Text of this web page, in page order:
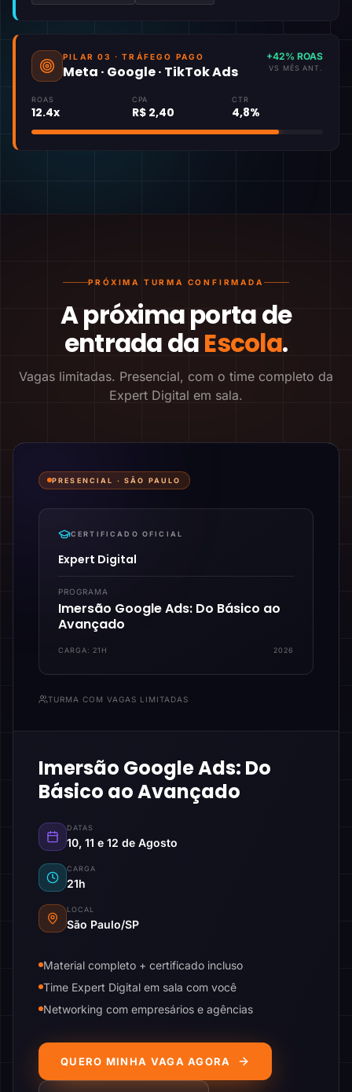
PILAR 03 · TRÁFEGO PAGO
Meta · Google · TikTok Ads
+42% ROAS
VS MÊS ANT.
ROAS
12.4x
CPA
R$ 2,40
CTR
4,8%
PRÓXIMA TURMA CONFIRMADA
A próxima porta de
entrada daEscola.
Vagas limitadas. Presencial, com o time completo da
Expert Digital em sala.
PRESENCIAL ·SÃO PAULO
CERTIFICADO OFICIAL
Expert Digital
PROGRAMA
Imersão Google Ads: Do Básico ao
Avançado
CARGA: 21H 2026
TURMA COM VAGAS LIMITADAS
Imersão Google Ads: Do
Básico ao Avançado
DATAS
10, 11 e 12 de Agosto
CARGA
21h
LOCAL
São Paulo/SP
Material completo + certificado incluso
Time Expert Digital em sala com você
Networking com empresários e agências
QUERO MINHA VAGA AGORA